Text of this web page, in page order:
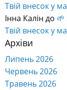
Твій внесок у
Інна Калін до
Твій внесок у
Архіви
Липень 2026
Червень 2026
Травень 2026